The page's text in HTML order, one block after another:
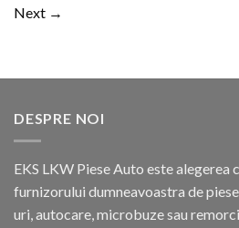
Next →
DESPRE NOI
EKS LKW Piese Auto este alegerea
furnizorului dumneavoastra de
uri, autocare, microbuze sau remorci.